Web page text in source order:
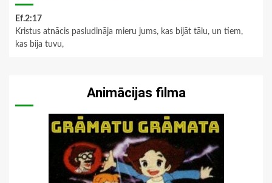
Ef.2:17
Kristus atnācis pasludināja mieru jums, kas bijāt tālu, un tiem,
kas bija tuvu,
Animācijas filma